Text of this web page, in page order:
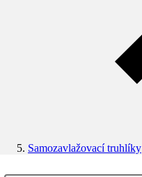
Samozavlažovací truhlíky